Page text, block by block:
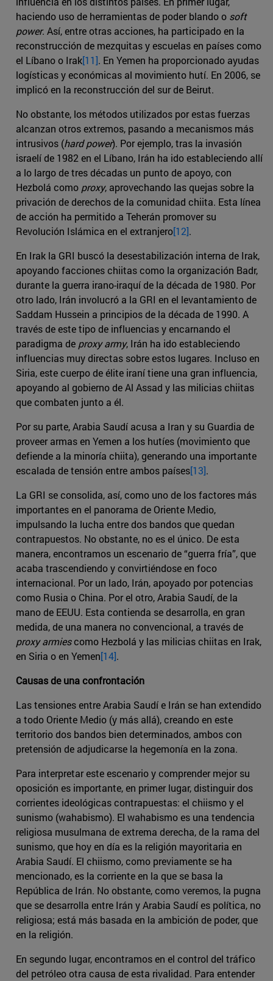
haciendo uso de herramientas de poder blando o soft
power. Así, entre otras acciones, ha participado en la
reconstrucción de mezquitas y escuelas en países como
el Líbano o Irak[11]. En Yemen ha proporcionado ayudas
logísticas y económicas al movimiento hutí. En 2006, se
implicó en la reconstrucción del sur de Beirut.
No obstante, los métodos utilizados por estas fuerzas
alcanzan otros extremos, pasando a mecanismos más
intrusivos (hard power). Por ejemplo, tras la invasión
israelí de 1982 en el Líbano, Irán ha ido estableciendo allí
a lo largo de tres décadas un punto de apoyo, con
Hezbolá como proxy, aprovechando las quejas sobre la
privación de derechos de la comunidad chiita. Esta línea
de acción ha permitido a Teherán promover su
Revolución Islámica en el extranjero[12].
En Irak la GRI buscó la desestabilización interna de Irak,
apoyando facciones chiitas como la organización Badr,
durante la guerra irano-iraquí de la década de 1980. Por
otro lado, Irán involucró a la GRI en el levantamiento de
Saddam Hussein a principios de la década de 1990. A
través de este tipo de influencias y encarnando el
paradigma de proxy army, Irán ha ido estableciendo
influencias muy directas sobre estos lugares. Incluso en
Siria, este cuerpo de élite iraní tiene una gran influencia,
apoyando al gobierno de Al Assad y las milicias chiitas
que combaten junto a él.
Por su parte, Arabia Saudí acusa a Iran y su Guardia de
proveer armas en Yemen a los hutíes (movimiento que
defiende a la minoría chiita), generando una importante
escalada de tensión entre ambos países[13].
La GRI se consolida, así, como uno de los factores más
importantes en el panorama de Oriente Medio,
impulsando la lucha entre dos bandos que quedan
contrapuestos. No obstante, no es el único. De esta
manera, encontramos un escenario de “guerra fría”, que
acaba trascendiendo y convirtiéndose en foco
internacional. Por un lado, Irán, apoyado por potencias
como Rusia o China. Por el otro, Arabia Saudí, de la
mano de EEUU. Esta contienda se desarrolla, en gran
medida, de una manera no convencional, a través de
proxy armiescomo Hezbolá y las milicias chiitas en Irak,
en Siria o en Yemen[14].
Causas de una confrontación
Las tensiones entre Arabia Saudí e Irán se han extendido
a todo Oriente Medio (y más allá), creando en este
territorio dos bandos bien determinados, ambos con
pretensión de adjudicarse la hegemonía en la zona.
Para interpretar este escenario y comprender mejor su
oposición es importante, en primer lugar, distinguir dos
corrientes ideológicas contrapuestas: el chiismo y el
sunismo (wahabismo). El wahabismo es una tendencia
religiosa musulmana de extrema derecha, de la rama del
sunismo, que hoy en día es la religión mayoritaria en
Arabia Saudí. El chiismo, como previamente se ha
mencionado, es la corriente en la que se basa la
República de Irán. No obstante, como veremos, la pugna
que se desarrolla entre Irán y Arabia Saudí es política, no
religiosa; está más basada en la ambición de poder, que
en la religión.
En segundo lugar, encontramos en el control del tráfico
del petróleo otra causa de esta rivalidad. Para entender